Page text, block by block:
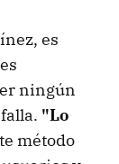
es
ningún
"Lo
método